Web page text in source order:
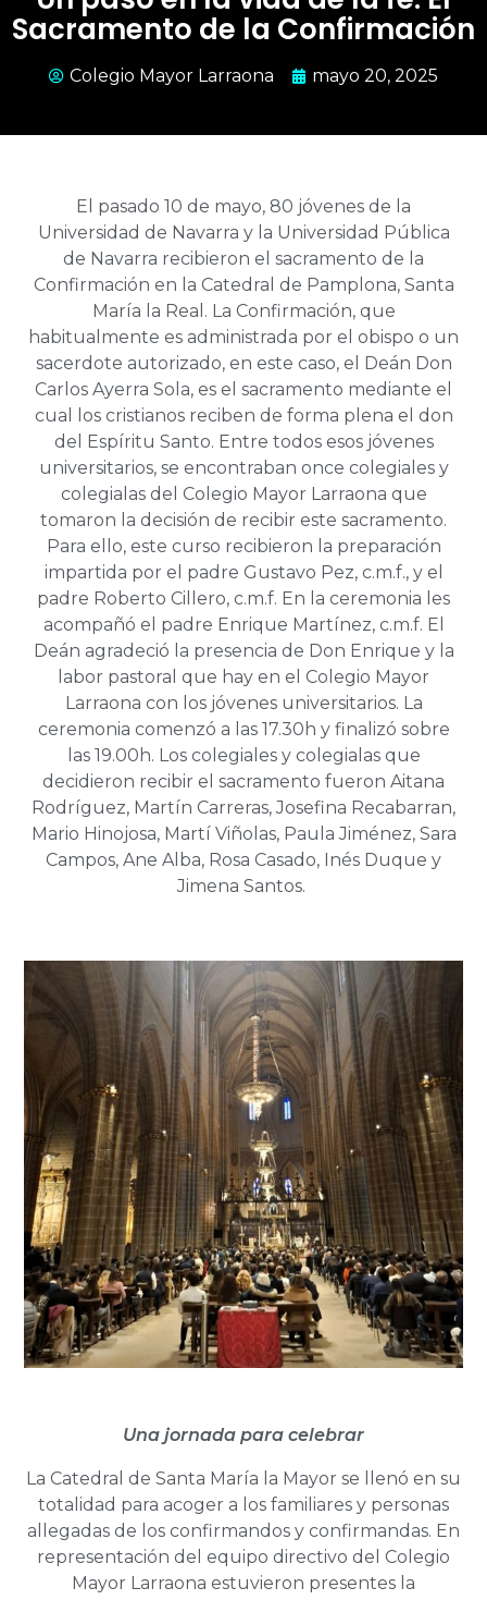
Sacramento de la Confirmación
Colegio Mayor Larraona mayo 20, 2025
El pasado 10 de mayo, 80 jóvenes de la
Universidad de Navarra y la Universidad Pública
de Navarra recibieron el sacramento de la
Confirmación en la Catedral de Pamplona, Santa
María la Real. La Confirmación, que
habitualmente es administrada por el obispo o un
sacerdote autorizado, en este caso, el Deán Don
Carlos Ayerra Sola, es el sacramento mediante el
cual los cristianos reciben de forma plena el don
del Espíritu Santo. Entre todos esos jóvenes
universitarios, se encontraban once colegiales y
colegialas del Colegio Mayor Larraona que
tomaron la decisión de recibir este sacramento.
Para ello, este curso recibieron la preparación
impartida por el padre Gustavo Pez, c.m.f., y el
padre Roberto Cillero, c.m.f. En la ceremonia les
acompañó el padre Enrique Martínez, c.m.f. El
Deán agradeció la presencia de Don Enrique y la
labor pastoral que hay en el Colegio Mayor
Larraona con los jóvenes universitarios. La
ceremonia comenzó a las 17.30h y finalizó sobre
las 19.00h. Los colegiales y colegialas que
decidieron recibir el sacramento fueron Aitana
Rodríguez, Martín Carreras, Josefina Recabarran,
Mario Hinojosa, Martí Viñolas, Paula Jiménez, Sara
Campos, Ane Alba, Rosa Casado, Inés Duque y
Jimena Santos.
Una jornada para celebrar
La Catedral de Santa María la Mayor se llenó en su
totalidad para acoger a los familiares y personas
allegadas de los confirmandos y confirmandas. En
representación del equipo directivo del Colegio
Mayor Larraona estuvieron presentes la